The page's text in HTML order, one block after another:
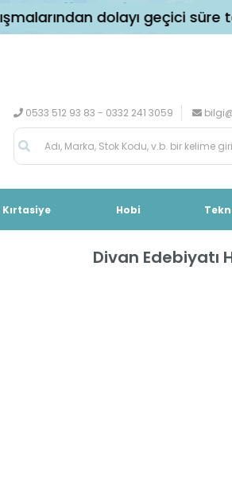
dolayı geçici süre
0533 512 93 83 - 0332 241 3059
Kırtasiye Hobi
Divan Edebiyatı